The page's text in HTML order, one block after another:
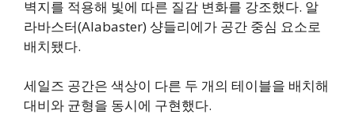
벽지를 적용해 빛에 따른 질감 변화를 강조했다. 알
라바스터(Alabaster) 샹들리에가 공간 중심 요소로
배치됐다.
세일즈 공간은 색상이 다른 두 개의 테이블을 배치해
대비와 균형을 동시에 구현했다.